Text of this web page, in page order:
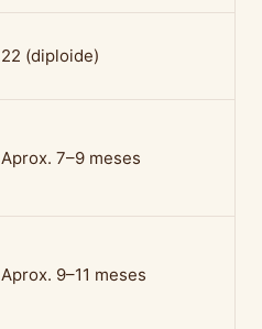
22 (diploide)
Aprox. 7–9 meses
Aprox. 9–11 meses